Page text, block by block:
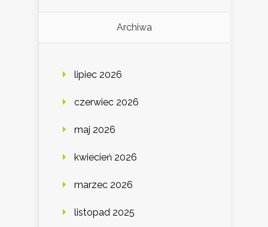
Archiwa
lipiec 2026
czerwiec 2026
maj 2026
kwiecień 2026
marzec 2026
listopad 2025